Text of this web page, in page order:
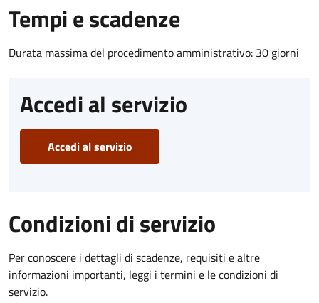
Tempi e scadenze
Durata massima del procedimento amministrativo: 30 giorni
Accedi al servizio
Accedi al servizio
Condizioni di servizio
Per conoscere i dettagli di scadenze, requisiti e altre
informazioni importanti, leggi i termini e le condizioni di
servizio.